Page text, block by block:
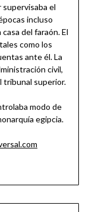
el
incluso
del faraón. El
como los
ante él. La
civil,
tribunal superior.
modo de
egipcia.